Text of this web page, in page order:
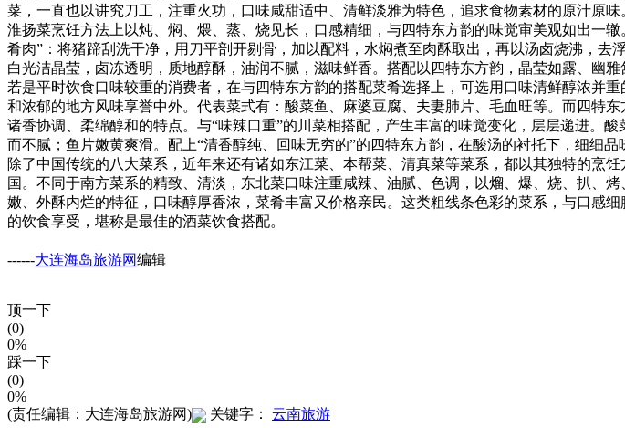
菜，一直也以讲究刀工，注重火功，口味咸甜适中、清鲜淡雅为特色，追求食物素材的原汁原
淮扬菜烹饪方法上以炖、焖、煨、蒸、烧见长，口感精细，与四特东方韵的味觉审美观如出一
肴肉”：将猪蹄刮洗干净，用刀平剖开剔骨，加以配料，水焖煮至肉酥取出，再以汤卤烧沸，
白光洁晶莹，卤冻透明，质地醇酥，油润不腻，滋味鲜香。搭配以四特东方韵，晶莹如露、幽
若是平时饮食口味较重的消费者，在与四特东方韵的搭配菜肴选择上，可选用口味清鲜醇浓并
和浓郁的地方风味享誉中外。代表菜式有：酸菜鱼、麻婆豆腐、夫妻肺片、毛血旺等。而四特
诸香协调、柔绵醇和的特点。与“味辣口重”的川菜相搭配，产生丰富的味觉变化，层层递进。
而不腻；鱼片嫩黄爽滑。配上“清香醇纯、回味无穷的”的四特东方韵，在酸汤的衬托下，细细
除了中国传统的八大菜系，近年来还有诸如东江菜、本帮菜、清真菜等菜系，都以其独特的烹
国。不同于南方菜系的精致、清淡，东北菜口味注重咸辣、油腻、色调，以熘、爆、烧、扒、
嫩、外酥内烂的特征，口味醇厚香浓，菜肴丰富又价格亲民。这类粗线条色彩的菜系，与口感
的饮食享受，堪称是最佳的酒菜饮食搭配。
------大连海岛旅游网编辑
顶一下
(0)
0%
踩一下
(0)
0%
(责任编辑：大连海岛旅游网)
关键字： 云南旅游